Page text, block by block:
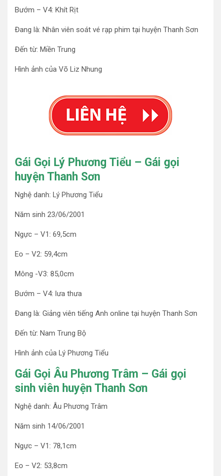
Bướm – V4: Khít Rịt
Đang là: Nhân viên soát vé rạp phim tại huyện Thanh Sơn
Đến từ: Miền Trung
Hình ảnh của Võ Liz Nhung
Gái Gọi Lý Phương Tiểu – Gái gọi
huyện Thanh Sơn
Nghệ danh: Lý Phương Tiểu
Năm sinh 23/06/2001
Ngực – V1: 69,5cm
Eo – V2: 59,4cm
Mông -V3: 85,0cm
Bướm – V4: lưa thưa
Đang là: Giảng viên tiếng Anh online tại huyện Thanh Sơn
Đến từ: Nam Trung Bộ
Hình ảnh của Lý Phương Tiểu
Gái Gọi Âu Phương Trâm – Gái gọi
sinh viên huyện Thanh Sơn
Nghệ danh: Âu Phương Trâm
Năm sinh 14/06/2001
Ngực – V1: 78,1cm
Eo – V2: 53,8cm